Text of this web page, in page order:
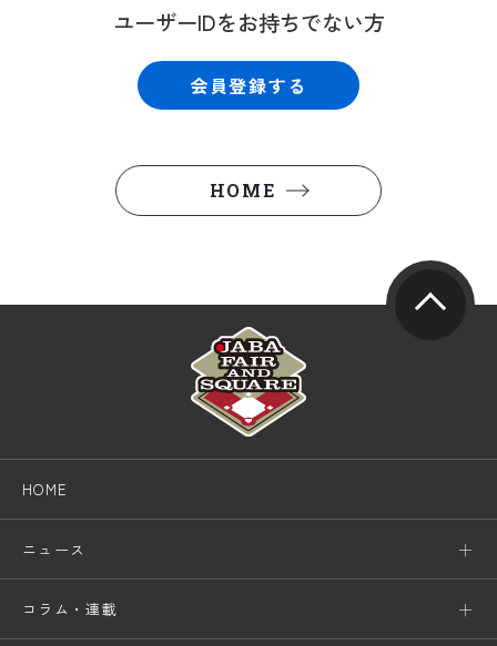
ユーザーIDをお持ちでない方
会員登録する
HOME
HOME
ニュース
コラム・連載